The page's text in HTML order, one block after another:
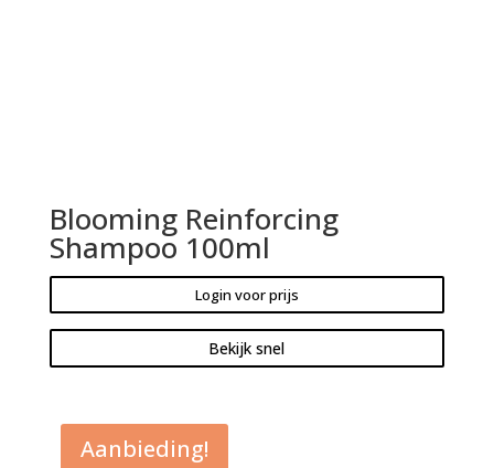
Blooming Reinforcing
Shampoo 100ml
Login voor prijs
Bekijk snel
Aanbieding!